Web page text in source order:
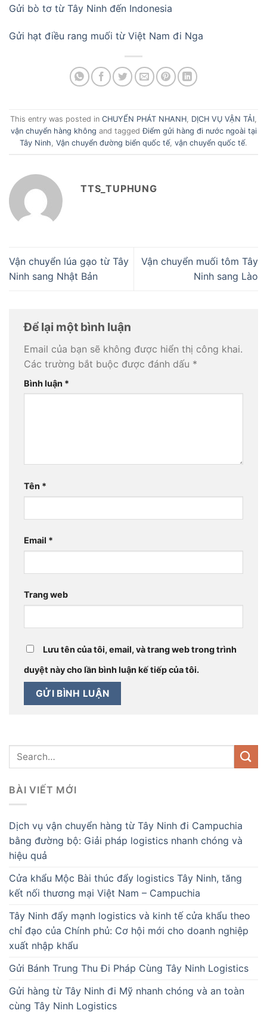
Gửi bò tơ từ Tây Ninh đến Indonesia
Gửi hạt điều rang muối từ Việt Nam đi Nga
This entry was posted in CHUYỂN PHÁT NHANH DỊCH VỤ VẬN TẢI
vận chuyển hàng không and taggedĐiểm gửi hàng đi nước ngoài tại
Tây Ninh Vận chuyển đường biển quốc tế vận chuyển quốc tế.
TTS_TUPHUNG
Vận chuyển lúa gạo từ Tây
Ninh sang Nhật Bản
Vận chuyển muối tôm Tây
Ninh sang Lào
Để lại một bình luận
Email của bạn sẽ không được hiển thị công khai.
Các trường bắt buộc được đánh dấu *
Bình luận *
Tên *
Email *
Trang web
Lưu tên của tôi, email, và trang web trong trình
duyệt này cho lần bình luận kế tiếp của tôi.
BÀI VIẾT MỚI
Dịch vụ vận chuyển hàng từ Tây Ninh đi Campuchia
bằng đường bộ: Giải pháp logistics nhanh chóng và
hiệu quả
Cửa khẩu Mộc Bài thúc đẩy logistics Tây Ninh, tăng
kết nối thương mại Việt Nam – Campuchia
Tây Ninh đẩy mạnh logistics và kinh tế cửa khẩu theo
chỉ đạo của Chính phủ: Cơ hội mới cho doanh nghiệp
xuất nhập khẩu
Gửi Bánh Trung Thu Đi Pháp Cùng Tây Ninh Logistics
Gửi hàng từ Tây Ninh đi Mỹ nhanh chóng và an toàn
cùng Tây Ninh Logistics